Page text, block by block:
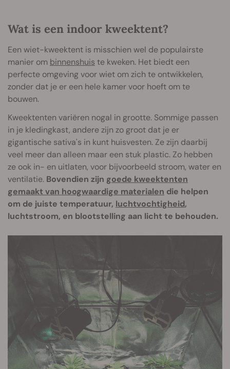
Wat is een indoor kweektent?
Een wiet-kweektent is misschien wel de populairste
manier om binnenshuis te kweken. Het biedt een
perfecte omgeving voor wiet om zich te ontwikkelen,
zonder dat je er een hele kamer voor hoeft om te
bouwen.
Kweektenten variëren nogal in grootte. Sommige passen
in je kledingkast, andere zijn zo groot dat je er
gigantische sativa's in kunt huisvesten. Ze zijn daarbij
veel meer dan alleen maar een stuk plastic. Zo hebben
ze ook in- en uitlaten, voor bijvoorbeeld stroom, water en
ventilatie. Bovendien zijn goede kweektenten
gemaakt van hoogwaardige materialen die helpen
om de juiste temperatuur, luchtvochtigheid,
luchtstroom, en blootstelling aan licht te behouden.